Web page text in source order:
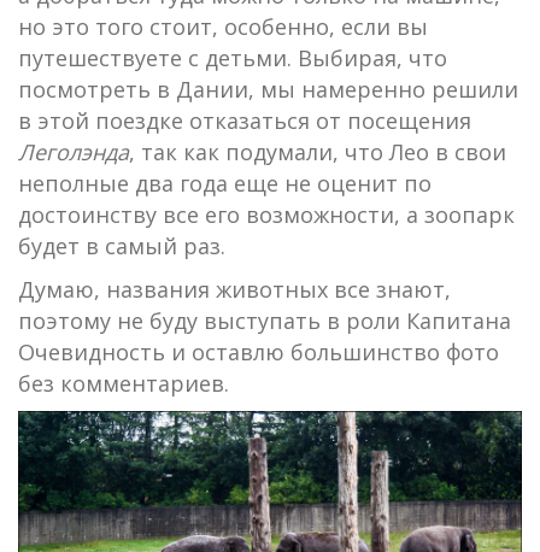
но это того стоит, особенно, если вы
путешествуете с детьми. Выбирая, что
посмотреть в Дании, мы намеренно решили
в этой поездке отказаться от посещения
Леголэнда, так как подумали, что Лео в свои
неполные два года еще не оценит по
достоинству все его возможности, а зоопарк
будет в самый раз.
Думаю, названия животных все знают,
поэтому не буду выступать в роли Капитана
Очевидность и оставлю большинство фото
без комментариев.